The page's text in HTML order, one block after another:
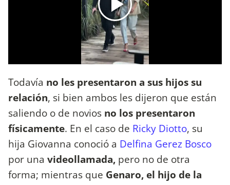
Todavía no les presentaron a sus hijos su
relación, si bien ambos les dijeron que están
saliendo o de novios no los presentaron
físicamente. En el caso de Ricky Diotto, su
hija Giovanna conoció a Delfina Gerez Bosco
por una videollamada, pero no de otra
forma; mientras que Genaro, el hijo de la